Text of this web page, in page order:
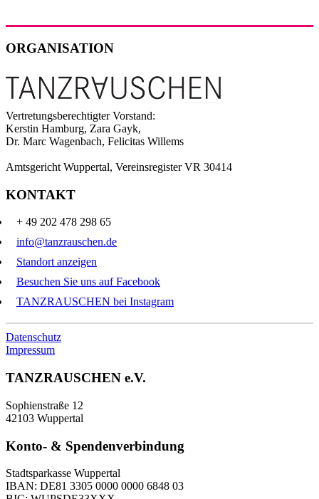
ORGANISATION
Vertretungsberechtigter Vorstand:
Kerstin Hamburg, Zara Gayk,
Dr. Marc Wagenbach, Felicitas Willems
Amtsgericht Wuppertal, Vereinsregister VR 30414
KONTAKT
+ 49 202 478 298 65
info@tanzrauschen.de
Standort anzeigen
Besuchen Sie uns auf Facebook
TANZRAUSCHEN bei Instagram
Datenschutz
Impressum
TANZRAUSCHEN e.V.
Sophienstraße 12
42103 Wuppertal
Konto- & Spendenverbindung
Stadtsparkasse Wuppertal
IBAN: DE81 3305 0000 0000 6848 03